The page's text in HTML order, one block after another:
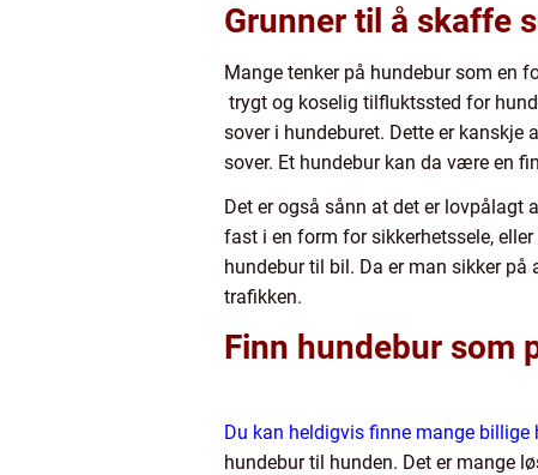
Grunner til å skaffe
Mange tenker på hundebur som en
trygt og koselig tilfluktssted for
sover i hundeburet. Dette er kanskje
sover. Et hundebur kan da være en
Det er også sånn at det er lovpålagt
fast i en form for sikkerhetssele,
hundebur til bil. Da er man sikker
trafikken.
Finn hundebur som
Du kan heldigvis finne mange billige
hundebur til hunden. Det er mange